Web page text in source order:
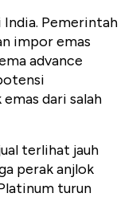
Pemerintah
impor emas
advance
dari salah
terlihat jauh
perak anjlok
turun